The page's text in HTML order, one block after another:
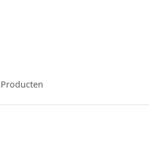
Producten